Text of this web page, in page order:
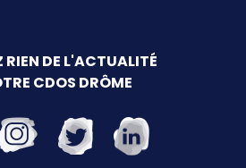
RIEN DE L'ACTUALITÉ
CDOS DRÔME